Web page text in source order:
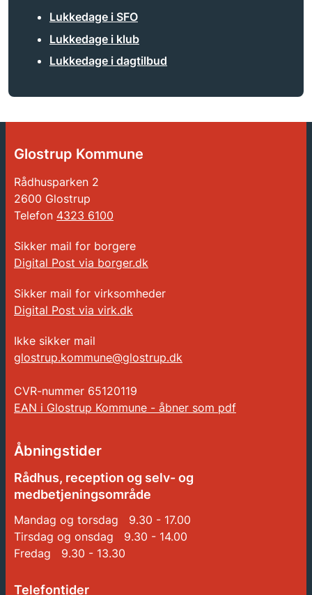
Lukkedage i SFO
Lukkedage i klub
Lukkedage i dagtilbud
Glostrup Kommune
Rådhusparken 2
2600 Glostrup
Telefon 4323 6100
Sikker mail for borgere
Digital Post via borger.dk
Sikker mail for virksomheder
Digital Post via virk.dk
Ikke sikker mail
glostrup.kommune@glostrup.dk
CVR-nummer 65120119
EAN i Glostrup Kommune - åbner som pdf
Åbningstider
Rådhus, reception og selv- og
medbetjeningsområde
Mandag og torsdag 9.30 - 17.00
Tirsdag og onsdag 9.30 - 14.00
Fredag 9.30 - 13.30
Telefontider